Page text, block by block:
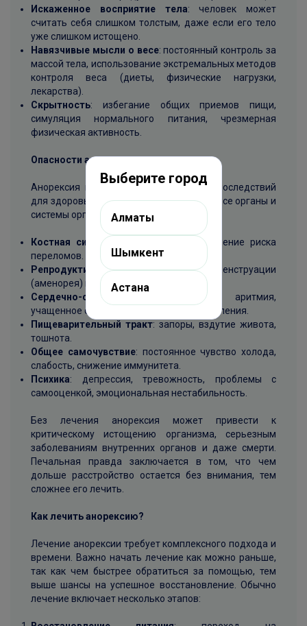
Искаженное восприятие тела: человек может
считать себя слишком толстым, даже если его тело
уже слишком истощено.
Навязчивые мысли о весе: постоянный контроль за
массой тела, использование экстремальных методов
контроля веса (диеты, физические нагрузки,
лекарства).
Скрытность: избегание общих приемов пищи,
симуляция нормального питания, чрезмерная
физическая активность.
Опасности анорексии
Анорексия имеет множество опасных последствий
для здоровья, которые могут затронуть все органы и
системы организма:
Костная система
: остеопороз и повышение риска
переломов.
Репродуктивная система: отсутствие менструации
(аменорея) и бесплодие.
Сердечно-сосудистая система: аритмия,
учащенное сердцебиение, снижение давления.
Пищеварительный тракт: запоры, вздутие живота,
тошнота.
Общее самочувствие: постоянное чувство холода,
слабость, снижение иммунитета.
Психика: депрессия, тревожность, проблемы с
самооценкой, эмоциональная нестабильность.
Без лечения анорексия может привести к
критическому истощению организма, серьезным
заболеваниям внутренних органов и даже смерти.
Печальная правда заключается в том, что чем
дольше расстройство остается без внимания, тем
сложнее его лечить.
Как лечить анорексию?
Лечение анорексии требует комплексного подхода и
времени. Важно начать лечение как можно раньше,
так как чем быстрее обратиться за помощью, тем
выше шансы на успешное восстановление. Обычно
лечение включает несколько этапов:
Выберите город
Алматы
Шымкент
Астана